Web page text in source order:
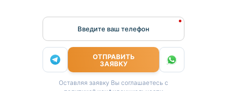
Введите ваш телефон
ОТПРАВИТЬ
ЗАЯВКУ
Оставляя заявку Вы соглашаетесь с